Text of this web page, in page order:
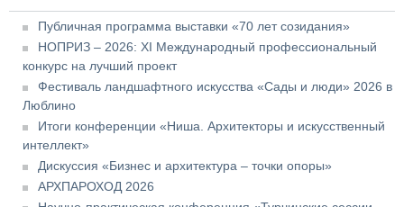
Публичная программа выставки «70 лет созидания»
НОПРИЗ – 2026: XI Международный профессиональный
конкурс на лучший проект
Фестиваль ландшафтного искусства «Сады и люди» 2026 в
Люблино
Итоги конференции «Ниша. Архитекторы и искусственный
интеллект»
Дискуссия «Бизнес и архитектура – точки опоры»
АРХПАРОХОД 2026